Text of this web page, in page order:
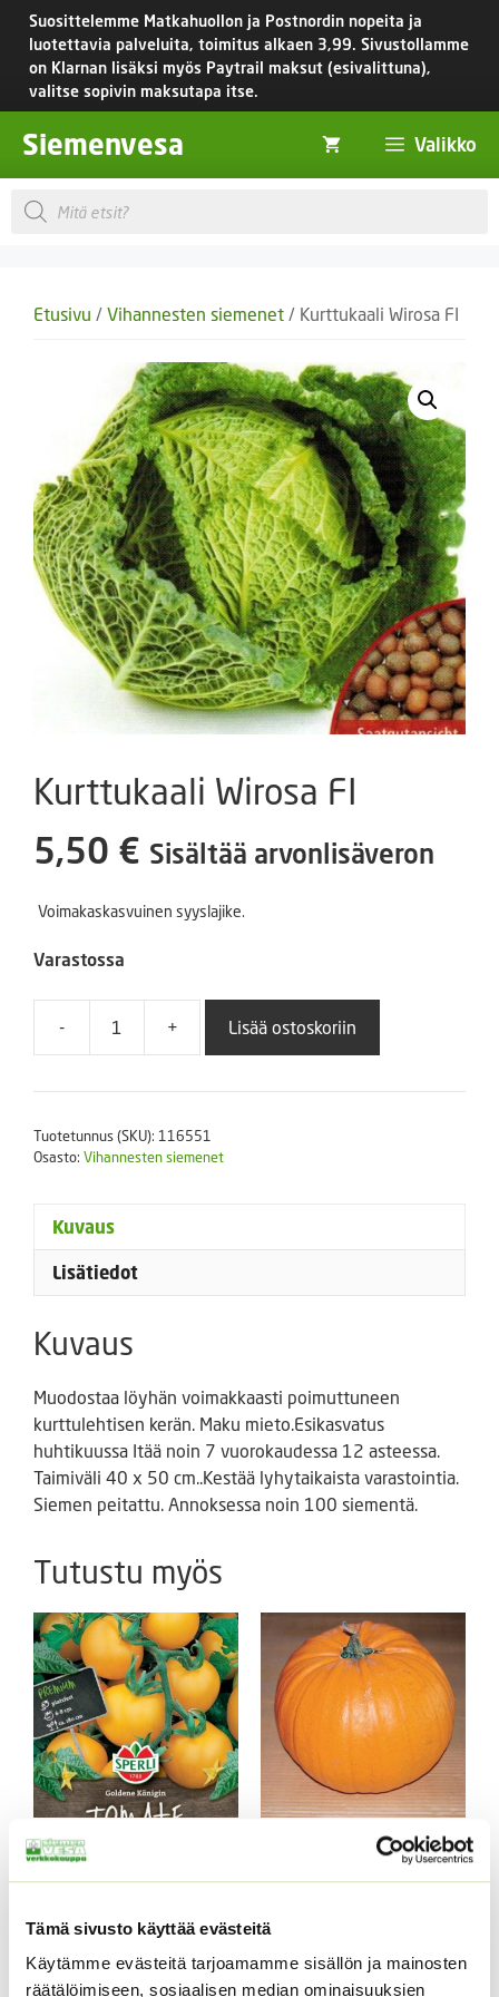
Tämä sivusto käyttää evästeitä
Käytämme evästeitä tarjoamamme sisällön ja mainosten
räätälöimiseen, sosiaalisen median ominaisuuksien
Siirry
sisältöön
Suosittelemme Matkahuollon ja Postnordin nopeita ja
luotettavia palveluita, toimitus alkaen 3,99. Sivustollamme
on Klarnan lisäksi myös Paytrail maksut (esivalittuna),
valitse sopivin maksutapa itse.
Siemenvesa Valikko
Products
search
Etusivu / Vihannesten siemenet / Kurttukaali Wirosa FI
Kurttukaali Wirosa FI
5,50 € Sisältää arvonlisäveron
Voimakaskasvuinen syyslajike.
Varastossa
-
Kurttukaali
FI
+ Lisää ostoskoriin
Tuotetunnus (SKU): 116551
Osasto: Vihannesten siemenet
Kuvaus
Lisätiedot
Kuvaus
Muodostaa löyhän voimakkaasti poimuttuneen
kurttulehtisen kerän. Maku mieto.Esikasvatus
huhtikuussa Itää noin 7 vuorokaudessa 12 asteessa.
Taimiväli 40 x 50 cm..Kestää lyhytaikaista varastointia.
Siemen peitattu. Annoksessa noin 100 siementä.
Tutustu myös
Tomaatti Goldene
Königin Sperli
valmispussi
ALE!
5,50€
Alkuperäinen
hinta
4,99€Nykyinen
hinta
Sisältää
arvonlisäveron
Kurpitsa Tom Fox (noin